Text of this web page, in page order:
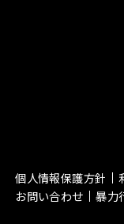
個人情報保護方針
お問い合わせ
暴力